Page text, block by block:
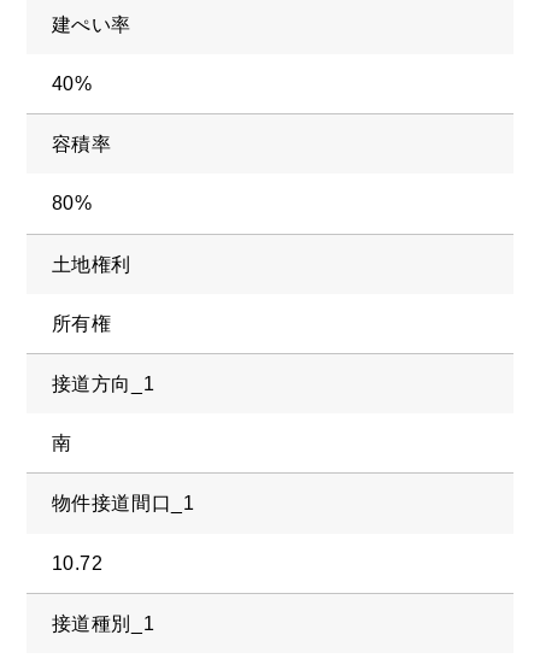
建ぺい率
40%
容積率
80%
土地権利
所有権
接道方向_1
南
物件接道間口_1
10.72
接道種別_1